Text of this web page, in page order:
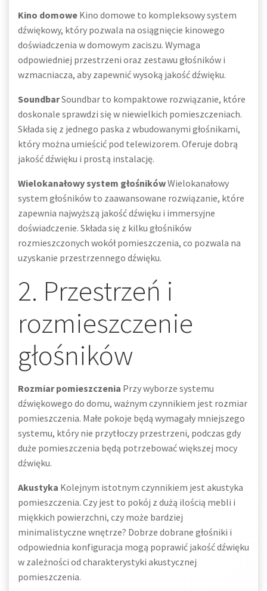
Kino domowe Kino domowe to kompleksowy system
dźwiękowy, który pozwala na osiągnięcie kinowego
doświadczenia w domowym zaciszu. Wymaga
odpowiedniej przestrzeni oraz zestawu głośników i
wzmacniacza, aby zapewnić wysoką jakość dźwięku.
SoundbarSoundbar to kompaktowe rozwiązanie, które
doskonale sprawdzi się w niewielkich pomieszczeniach.
Składa się z jednego paska z wbudowanymi głośnikami,
który można umieścić pod telewizorem. Oferuje dobrą
jakość dźwięku i prostą instalację.
Wielokanałowy system głośnikówWielokanałowy
system głośników to zaawansowane rozwiązanie, które
zapewnia najwyższą jakość dźwięku i immersyjne
doświadczenie. Składa się z kilku głośników
rozmieszczonych wokół pomieszczenia, co pozwala na
uzyskanie przestrzennego dźwięku.
2. Przestrzeń i
rozmieszczenie
głośników
Rozmiar pomieszczenia Przy wyborze systemu
dźwiękowego do domu, ważnym czynnikiem jest rozmiar
pomieszczenia. Małe pokoje będą wymagały mniejszego
systemu, który nie przytłoczy przestrzeni, podczas gdy
duże pomieszczenia będą potrzebować większej mocy
dźwięku.
Akustyka Kolejnym istotnym czynnikiem jest akustyka
pomieszczenia. Czy jest to pokój z dużą ilością mebli i
miękkich powierzchni, czy może bardziej
minimalistyczne wnętrze? Dobrze dobrane głośniki i
odpowiednia konfiguracja mogą poprawić jakość dźwięku
w zależności od charakterystyki akustycznej
pomieszczenia.